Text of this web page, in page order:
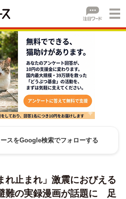
スをGoogle検索でフォローする
れ止まれ」激震におびえる
難の実録漫画が話題に 足